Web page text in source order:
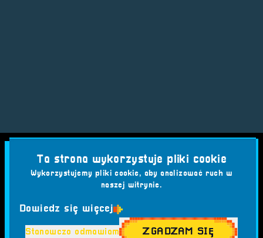
Ta strona wykorzystuje pliki cookie
Wykorzystujemy pliki cookie, aby analizować ruch w
naszej witrynie.
Dowiedz się więcej
Stanowczo odmawiam ZGADZAM SIĘ